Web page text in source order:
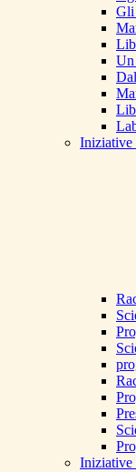
Gli
Un
Iniziative
Iniziative